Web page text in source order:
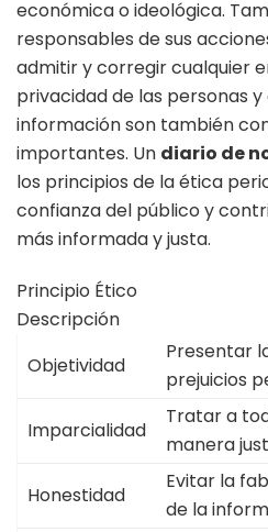
económica o ideológica.
responsables de sus
admitir y corregir cualquier
privacidad de las personas
información son también
importantes. Un diario de
los principios de la ética
confianza del público y
más informada y justa.
Principio Ético
Descripción
Objetividad
Presentar
prejuicios
Imparcialidad
Tratar a
manera
Honestidad
Evitar la
de la